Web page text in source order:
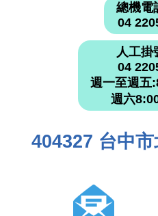
總機電
04
人工掛
04
週一至週五
週六
404327 台中